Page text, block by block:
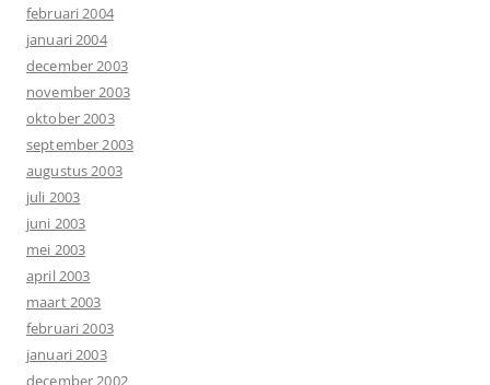
februari 2004
januari 2004
december 2003
november 2003
oktober 2003
september 2003
augustus 2003
juli 2003
juni 2003
mei 2003
april 2003
maart 2003
februari 2003
januari 2003
december 2002